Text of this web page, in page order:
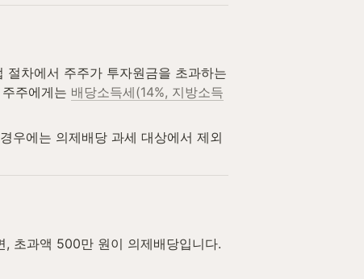
절차에서 주주가 투자원금을 초과하는
주에게는 배당소득세(14%, 지방소득
우에는 의제배당 과세 대상에서 제외
초과액 500만 원이 의제배당입니다.